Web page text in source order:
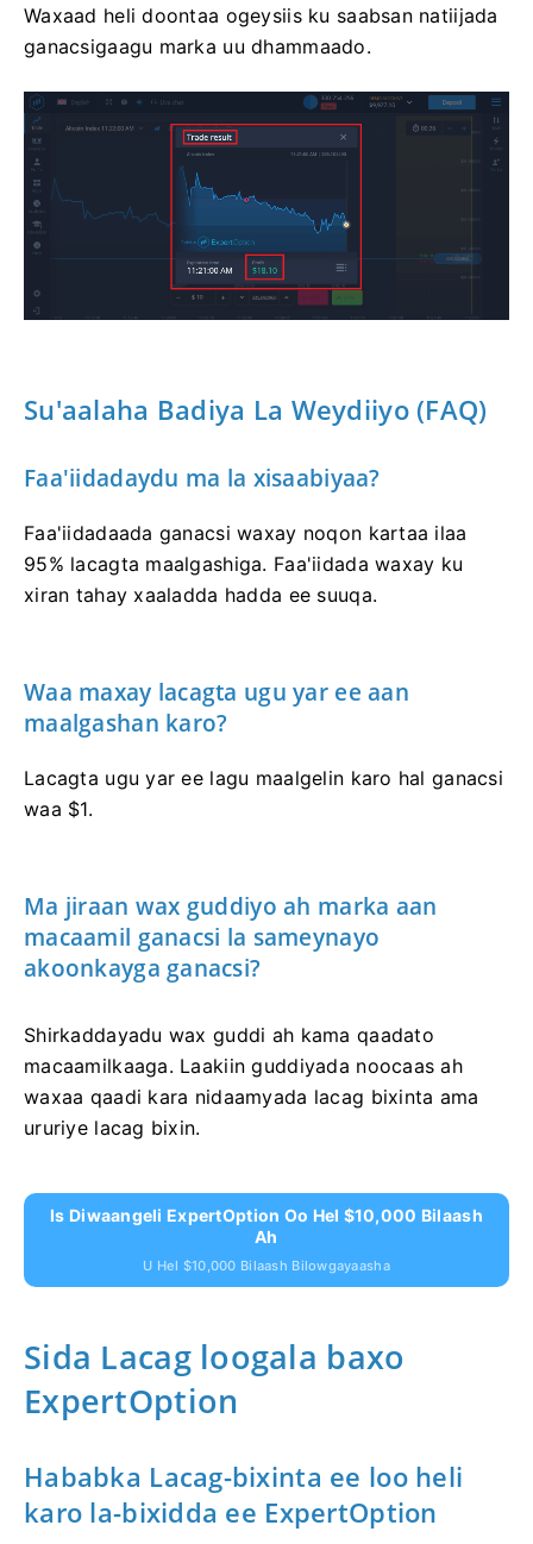
ganacsigaagu marka uu dhammaado.
Su'aalaha Badiya La Weydiiyo (FAQ)
Faa'iidadaydu ma la xisaabiyaa?
Faa'iidadaada ganacsi waxay noqon kartaa ilaa
Waa maxay lacagta ugu yar ee aan
maalgashan karo?
Ma jiraan wax guddiyo ah marka aan
macaamil ganacsi la sameynayo
akoonkayga ganacsi?
Shirkaddayadu wax guddi ah kama qaadato
macaamilkaaga. Laakiin guddiyada noocaas ah
Is Diwaangeli ExpertOption Oo Hel $10,000 Bilaash
Ah
Sida Lacag loogala baxo
Hababka Lacag-bixinta ee loo heli